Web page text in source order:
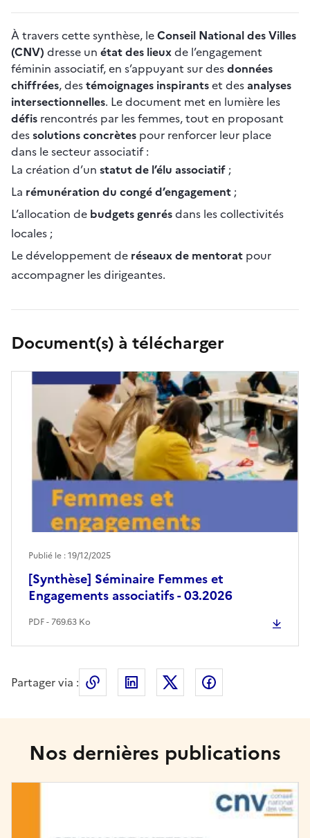
À travers cette synthèse, leConseil National des Villes
(CNV) dresse un état des lieuxde l’engagement
féminin associatif, en s’appuyant sur desdonnées
chiffrées, destémoignages inspirantset desanalyses
intersectionnelles. Le document met en lumière les
défis rencontrés par les femmes, tout en proposant
dessolutions concrètes pour renforcer leur place
dans le secteur associatif :
La création d’un statut de l’élu associatif ;
La rémunération du congé d’engagement ;
L’allocation de budgets genrésdans les collectivités
locales ;
Le développement de réseaux de mentorat pour
accompagner les dirigeantes.
Document(s) à télécharger
[Synthèse] Séminaire Femmes et
Engagements associatifs - 03.2026
Publié le : 19/12/2025
PDF - 769.63 Ko
Partager via : Copier le lien de la page dans le
LinkedIn
Nos dernières publications